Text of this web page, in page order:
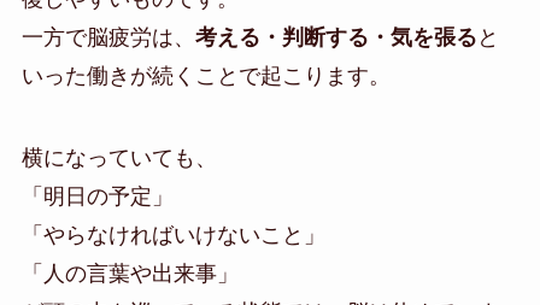
一方で脳疲労は、 考える・判断する・気を張る と
いった働きが続くことで起こります。
横になっていても、
「明日の予定」
「やらなければいけないこと」
「人の言葉や出来事」